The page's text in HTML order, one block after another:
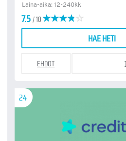
Laina-aika: 12-240kk
7.5/ 10
HAE HETI
EHDOT
24